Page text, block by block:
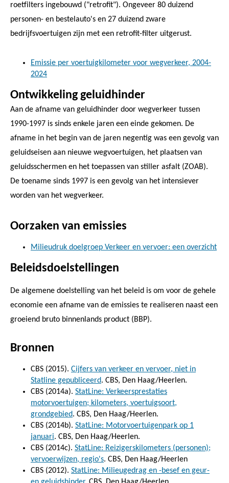
roetfilters ingebouwd ("retrofit"). Ongeveer 80 duizend
personen- en bestelauto's en 27 duizend zware
bedrijfsvoertuigen zijn met een retrofit-filter uitgerust.
Emissie per voertuigkilometer voor wegverkeer, 2004-
2024
Ontwikkeling geluidhinder
Aan de afname van geluidhinder door wegverkeer tussen
1990-1997 is sinds enkele jaren een einde gekomen. De
afname in het begin van de jaren negentig was een gevolg van
geluidseisen aan nieuwe wegvoertuigen, het plaatsen van
geluidsschermen en het toepassen van stiller asfalt (ZOAB).
De toename sinds 1997 is een gevolg van het intensiever
worden van het wegverkeer.
Oorzaken van emissies
Milieudruk doelgroep Verkeer en vervoer: een overzicht
Beleidsdoelstellingen
De algemene doelstelling van het beleid is om voor de gehele
economie een afname van de emissies te realiseren naast een
groeiend bruto binnenlands product (BBP).
Bronnen
CBS (2015). Cijfers van verkeer en vervoer, niet in
Statline gepubliceerd. CBS, Den Haag/Heerlen.
CBS (2014a). StatLine: Verkeersprestaties
motorvoertuigen; kilometers, voertuigsoort,
grondgebied. CBS, Den Haag/Heerlen.
CBS (2014b). StatLine: Motorvoertuigenpark op 1
januari. CBS, Den Haag/Heerlen.
CBS (2014c). StatLine: Reizigerskilometers (personen);
vervoerwijzen, regio's. CBS, Den Haag/Heerlen
CBS (2012). StatLine: Milieugedrag en -besef en geur-